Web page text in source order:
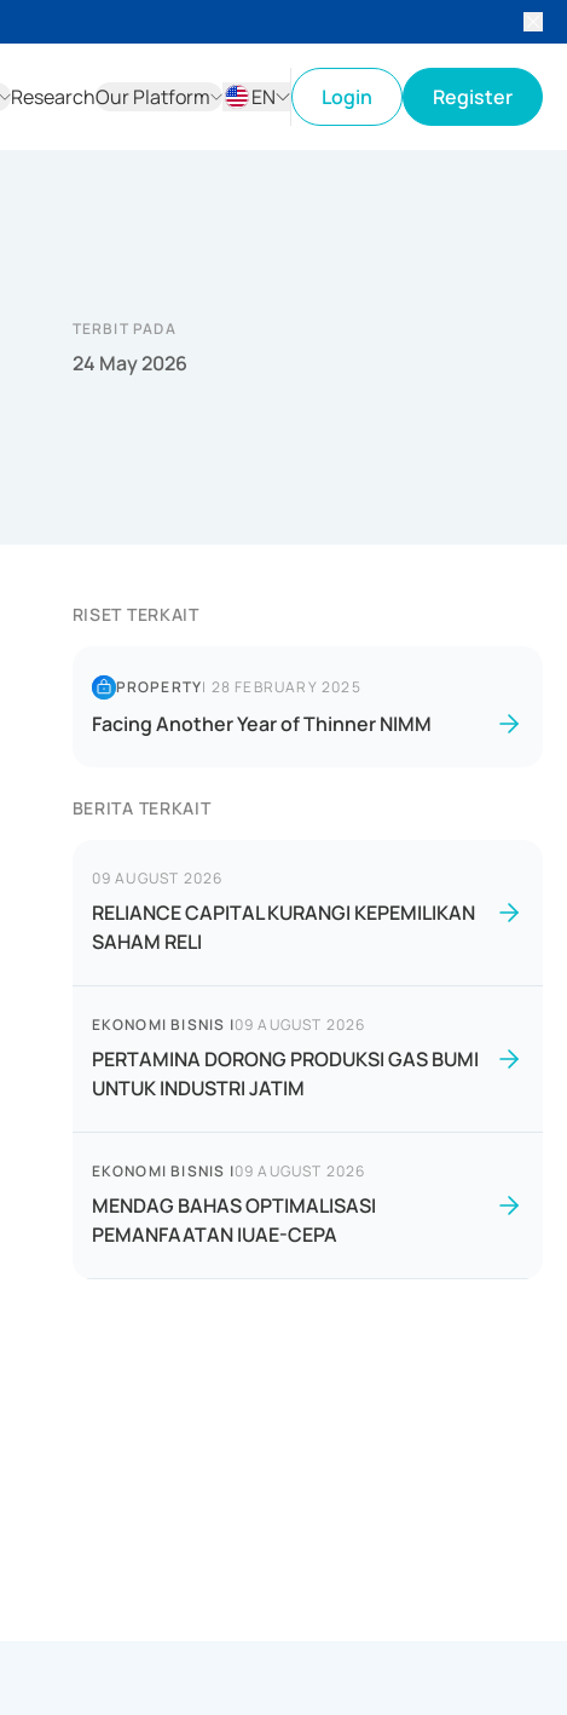
ResearchOur Platform
EN
Login Register
TERBIT PADA
24 May 2026
RISET TERKAIT
PROPERTY| 28 FEBRUARY 2025
Facing Another Year of Thinner NIMM
BERITA TERKAIT
09 AUGUST 2026
RELIANCE CAPITAL KURANGI KEPEMILIKAN
SAHAM RELI
EKONOMI BISNIS |09 AUGUST 2026
PERTAMINA DORONG PRODUKSI GAS BUMI
UNTUK INDUSTRI JATIM
EKONOMI BISNIS |09 AUGUST 2026
MENDAG BAHAS OPTIMALISASI
PEMANFAATAN IUAE-CEPA